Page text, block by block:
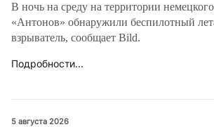
В ночь на среду на территории
«Антонов» обнаружили беспилотный
взрыватель, сообщает Bild.
Подробности...
5 августа 2026